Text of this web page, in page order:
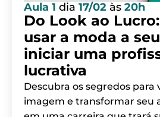
Aula 1 dia 17/02 às 20h
Do Look ao
usar a moda a
iniciar uma
lucrativa
Descubra os segredos para
imagem e transformar seu